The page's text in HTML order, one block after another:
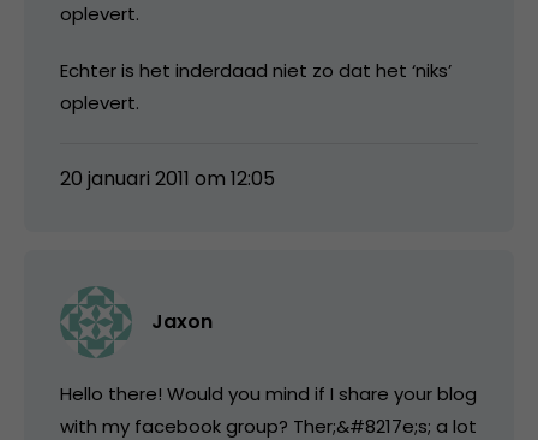
oplevert.
Echter is het inderdaad niet zo dat het ‘niks’
oplevert.
20 januari 2011 om 12:05
Jaxon
Hello there! Would you mind if I share your blog
with my facebook group? Ther;&#8217e;s; a lot